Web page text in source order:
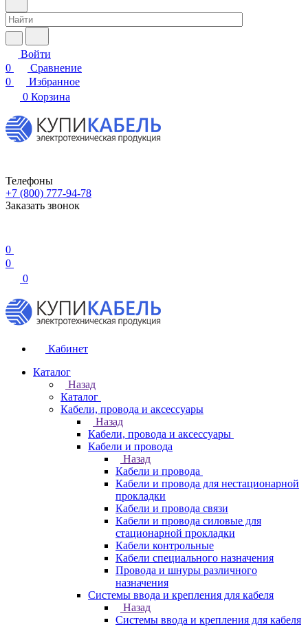
Войти
0
Сравнение
0
Избранное
0 Корзина
Телефоны
+7 (800) 777-94-78
Заказать звонок
0
0
0
Кабинет
Каталог
Назад
Каталог
Кабели, провода и аксессуары
Назад
Кабели, провода и аксессуары
Кабели и провода
Назад
Кабели и провода
Кабели и провода для нестационарной
прокладки
Кабели и провода связи
Кабели и провода силовые для
стационарной прокладки
Кабели контрольные
Кабели специального назначения
Провода и шнуры различного
назначения
Системы ввода и крепления для кабеля
Назад
Системы ввода и крепления для кабеля